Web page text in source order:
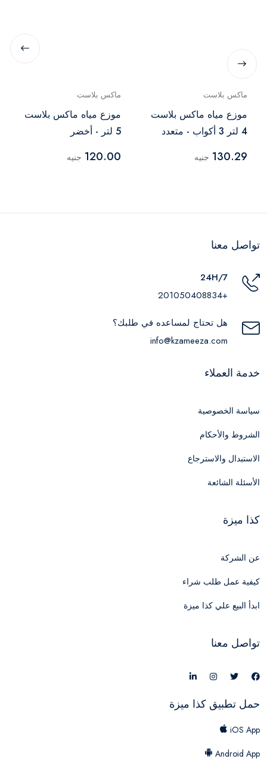
ماكس بلاست
موزع مياه ماكس بلاست
4 لتر 3 أكواب - متعدد
130.29 جنيه
ماكس بلاست
موزع مياه ماكس بلاست
5 لتر - أخضر
120.00 جنيه
تواصل معنا
24H/7
+201050408834
هل تحتاج لمساعده في طلبك؟
info@kzameeza.com
خدمة العملاء
سياسة الخصوصية
الشروط والأحكام
الاستبدال والاسترجاع
الأسئلة الشائعة
كذا ميزة
عن الشركة
كيفية عمل طلب شراء
ابدأ البيع علي كذا ميزة
تواصل معنا
حمل تطبيق كذا ميزة
iOS App
Android App